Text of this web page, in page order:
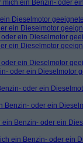
mich ein Benzin- oder
Dieselmotor
ein Dieselmotor
ein Dieselmotor
ein Dieselmotor
ein Dieselmotor
oder ein Dieselmotor
oder ein
Benzin- oder ein
ein Benzin- oder ein
ein Benzin- oder ein